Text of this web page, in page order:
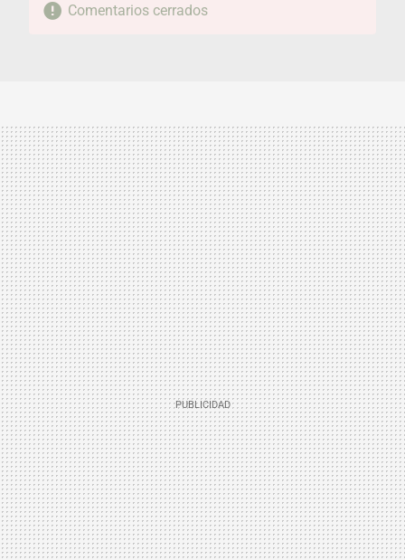
Comentarios cerrados